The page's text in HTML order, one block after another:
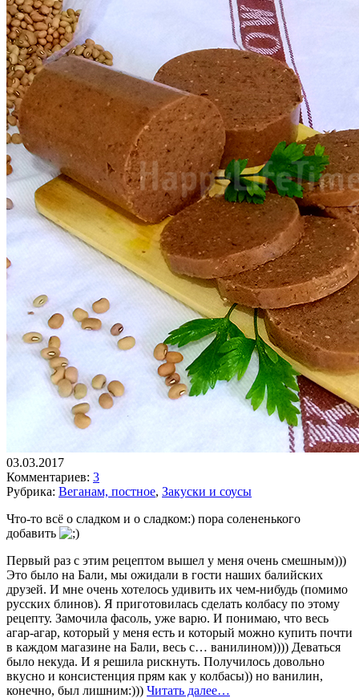
03.03.2017
Комментариев: 3
Рубрика: Веганам, постное, Закуски и соусы
Что-то всё о сладком и о сладком:) пора солененького
добавить
Первый раз с этим рецептом вышел у меня очень смешным)))
Это было на Бали, мы ожидали в гости наших балийских
друзей. И мне очень хотелось удивить их чем-нибудь (помимо
русских блинов). Я приготовилась сделать колбасу по этому
рецепту. Замочила фасоль, уже варю. И понимаю, что весь
агар-агар, который у меня есть и который можно купить почти
в каждом магазине на Бали, весь с… ванилином)))) Деваться
было некуда. И я решила рискнуть. Получилось довольно
вкусно и консистенция прям как у колбасы)) но ванилин,
конечно, был лишним:))) Читать далее…